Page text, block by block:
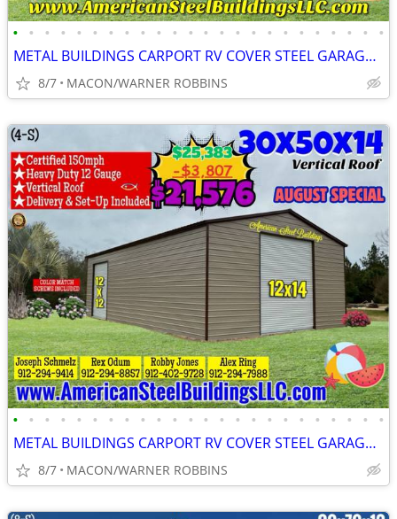
• • • • • • • • • • • • • • • • • • • • • • • •
METAL BUILDINGS CARPORT RV COVER STEEL GARAGE METAL BUILDING POLE BARN
8/7 MACON/WARNER ROBBINS
• • • • • • • • • • • • • • • • • • • • • • • •
METAL BUILDINGS CARPORT RV COVER STEEL GARAGE METAL BUILDING POLE BARN
8/7 MACON/WARNER ROBBINS